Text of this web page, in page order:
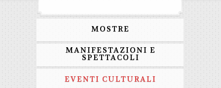
MOSTRE
MANIFESTAZIONI E
SPETTACOLI
EVENTI CULTURALI